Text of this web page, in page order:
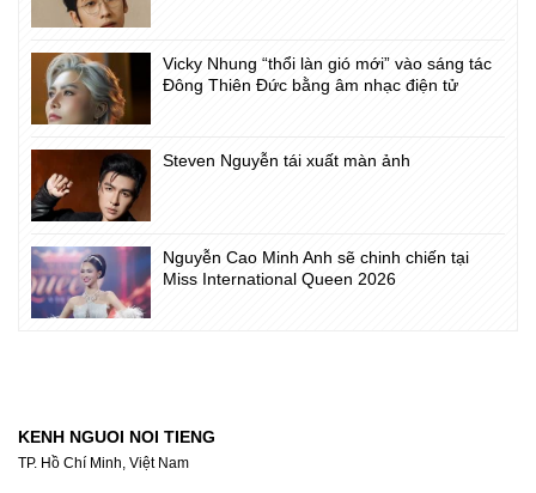
Vicky Nhung “thổi làn gió mới” vào sáng tác
Đông Thiên Đức bằng âm nhạc điện tử
Steven Nguyễn tái xuất màn ảnh
Nguyễn Cao Minh Anh sẽ chinh chiến tại
Miss International Queen 2026
KENH NGUOI NOI TIENG
TP. Hồ Chí Minh, Việt Nam